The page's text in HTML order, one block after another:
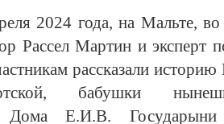
2024 года, на Мальте,
Рассел Мартин и эксперт
рассказали
Готской, бабушки
Дома Е.И.В.